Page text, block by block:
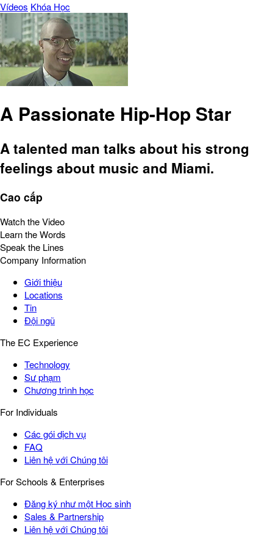
Vídeos Khóa Học
A Passionate Hip-Hop Star
A talented man talks about his strong
feelings about music and Miami.
Cao cấp
Watch the Video
Learn the Words
Speak the Lines
Company Information
Giới thiệu
Locations
Tin
Đội ngũ
The EC Experience
Technology
Sư phạm
Chương trình học
For Individuals
Các gói dịch vụ
FAQ
Liên hệ với Chúng tôi
For Schools & Enterprises
Đăng ký như một Học sinh
Sales & Partnership
Liên hệ với Chúng tôi